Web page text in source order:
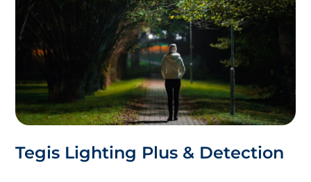
Tegis Lighting Plus & Detection